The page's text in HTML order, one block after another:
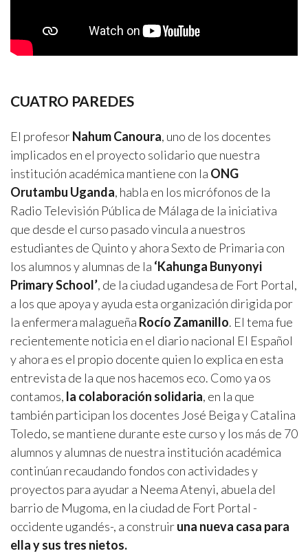
CUATRO PAREDES
El profesorNahum Canoura, uno de los docentes
implicados en el proyecto solidario que nuestra
institución académica mantiene con la ONG
Orutambu Uganda, habla en los micrófonos de la
Radio Televisión Pública de Málaga de la iniciativa
que desde el curso pasado vincula a nuestros
estudiantes de Quinto y ahora Sexto de Primaria con
los alumnos y alumnas de la ‘Kahunga Bunyonyi
Primary School’, de la ciudad ugandesa de Fort Portal,
a los que apoya y ayuda esta organización dirigida por
la enfermera malagueña Rocío Zamanillo. El tema fue
recientemente noticia en el diario nacional El Español
y ahora es el propio docente quien lo explica en esta
entrevista de la que nos hacemos eco. Como ya os
contamos, la colaboración solidaria, en la que
también participan los docentes José Beiga y Catalina
Toledo, se mantiene durante este curso y los más de 70
alumnos y alumnas de nuestra institución académica
continúan recaudando fondos con actividades y
proyectos para ayudar a Neema Atenyi, abuela del
barrio de Mugoma, en la ciudad de Fort Portal -
occidente ugandés-, a construiruna nueva casa para
ella y sus tres nietos.